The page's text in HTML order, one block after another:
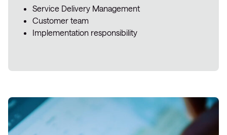
Service Delivery Management
Customer team
Implementation responsibility